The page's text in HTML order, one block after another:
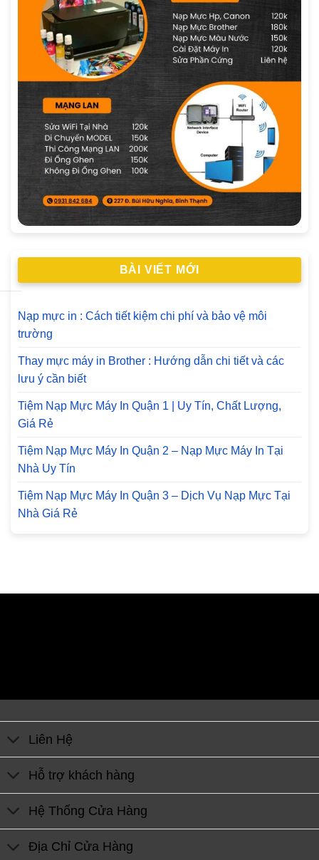
BÀI VIẾT MỚI
Nạp mực in : Cách tiết kiệm chi phí và bảo vệ môi
trường
Thay mực máy in Brother : Hướng dẫn chi tiết và các
lưu ý cần biết
Tiệm Nạp Mực Máy In Quận 1 | Uy Tín, Chất Lượng,
Giá Rẻ
Tiệm Nạp Mực Máy In Quận 2 – Nạp Mực Máy In Tại
Nhà Uy Tín
Tiệm Nạp Mực Máy In Quận 3 – Dịch Vụ Nạp Mực Tại
Nhà Giá Rẻ
Liên Hệ
Hỗ trợ khách hàng
Hệ Thống Cửa Hàng
Địa Chỉ Cửa Hàng